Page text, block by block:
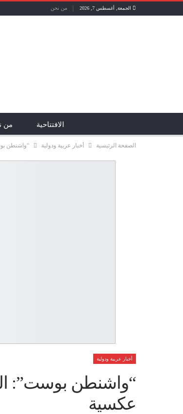
الجمعة, أغسطس 7, 2026 من نحن
الافتتاحية من
الصفحة الرئيسية أخبار عربية ودولية “واشنطن
أخبار عربية ودولية
“واشنطن بوست”:
عكسية